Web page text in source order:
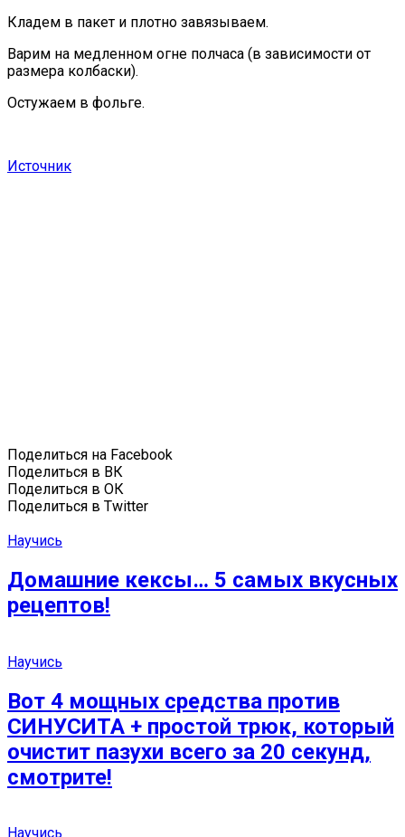
Кладем в пакет и плотно завязываем.
Варим на медленном огне полчаса (в зависимости от
размера колбаски).
Остужаем в фольге.
Источник
Поделиться на Facebook
Поделиться в ВК
Поделиться в ОК
Поделиться в Twitter
Научись
Домашние кексы… 5 самых вкусных
рецептов!
Научись
Вот 4 мощных средства против
СИНУСИТА + простой трюк, который
очистит пазухи всего за 20 секунд,
смотрите!
Научись